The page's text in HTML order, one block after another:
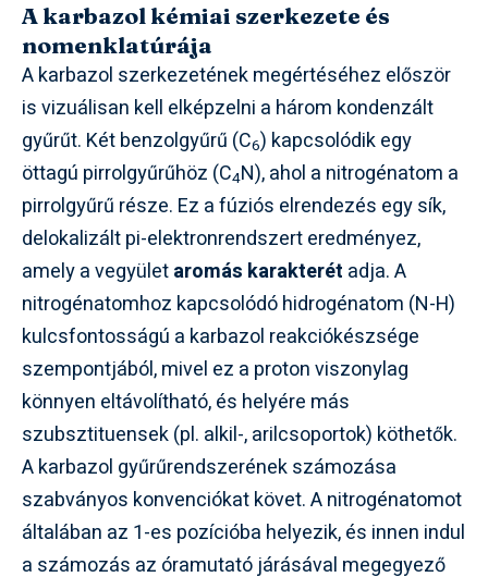
A karbazol kémiai szerkezete és
nomenklatúrája
A karbazol szerkezetének megértéséhez először
is vizuálisan kell elképzelni a három kondenzált
gyűrűt. Két benzolgyűrű (C6) kapcsolódik egy
öttagú pirrolgyűrűhöz (C4N), ahol a nitrogénatom a
pirrolgyűrű része. Ez a fúziós elrendezés egy sík,
delokalizált pi-elektronrendszert eredményez,
amely a vegyületaromás karakterét adja. A
nitrogénatomhoz kapcsolódó hidrogénatom (N-H)
kulcsfontosságú a karbazol reakciókészsége
szempontjából, mivel ez a proton viszonylag
könnyen eltávolítható, és helyére más
szubsztituensek (pl. alkil-, arilcsoportok) köthetők.
A karbazol gyűrűrendszerének számozása
szabványos konvenciókat követ. A nitrogénatomot
általában az 1-es pozícióba helyezik, és innen indul
a számozás az óramutató járásával megegyező